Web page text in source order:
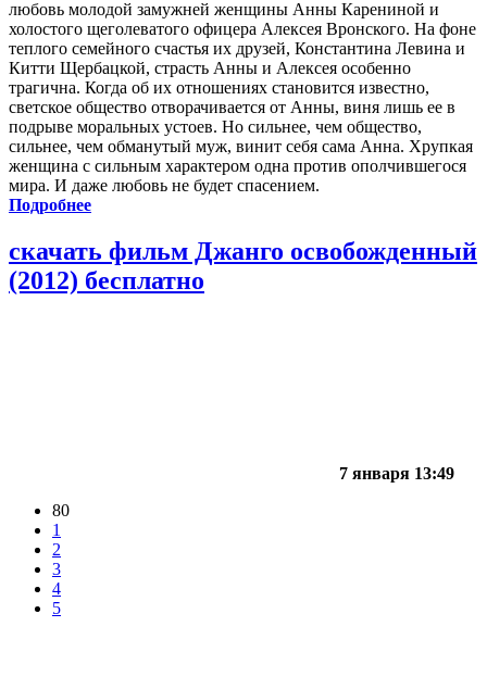
любовь молодой замужней женщины Анны Карениной и
холостого щеголеватого офицера Алексея Вронского. На фоне
теплого семейного счастья их друзей, Константина Левина и
Китти Щербацкой, страсть Анны и Алексея особенно
трагична. Когда об их отношениях становится известно,
светское общество отворачивается от Анны, виня лишь ее в
подрыве моральных устоев. Но сильнее, чем общество,
сильнее, чем обманутый муж, винит себя сама Анна. Хрупкая
женщина с сильным характером одна против ополчившегося
мира. И даже любовь не будет спасением.
Подробнее
скачать фильм Джанго освобожденный
(2012) бесплатно
7 января 13:49
80
1
2
3
4
5